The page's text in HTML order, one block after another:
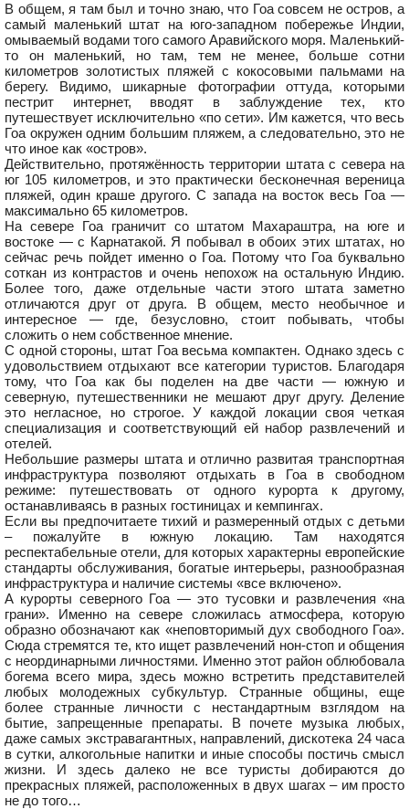
В общем, я там был и точно знаю, что Гоа совсем не остров, а
самый маленький штат на юго-западном побережье Индии,
омываемый водами того самого Аравийского моря. Маленький-
то он маленький, но там, тем не менее, больше сотни
километров золотистых пляжей с кокосовыми пальмами на
берегу. Видимо, шикарные фотографии оттуда, которыми
пестрит интернет, вводят в заблуждение тех, кто
путешествует исключительно «по сети». Им кажется, что весь
Гоа окружен одним большим пляжем, а следовательно, это не
что иное как «остров».
Действительно, протяжённость территории штата с севера на
юг 105 километров, и это практически бесконечная вереница
пляжей, один краше другого. С запада на восток весь Гоа —
максимально 65 километров.
На севере Гоа граничит со штатом Махараштра, на юге и
востоке — с Карнатакой. Я побывал в обоих этих штатах, но
сейчас речь пойдет именно о Гоа. Потому что Гоа буквально
соткан из контрастов и очень непохож на остальную Индию.
Более того, даже отдельные части этого штата заметно
отличаются друг от друга. В общем, место необычное и
интересное — где, безусловно, стоит побывать, чтобы
сложить о нем собственное мнение.
С одной стороны, штат Гоа весьма компактен. Однако здесь с
удовольствием отдыхают все категории туристов. Благодаря
тому, что Гоа как бы поделен на две части — южную и
северную, путешественники не мешают друг другу. Деление
это негласное, но строгое. У каждой локации своя четкая
специализация и соответствующий ей набор развлечений и
отелей.
Небольшие размеры штата и отлично развитая транспортная
инфраструктура позволяют отдыхать в Гоа в свободном
режиме: путешествовать от одного курорта к другому,
останавливаясь в разных гостиницах и кемпингах.
Если вы предпочитаете тихий и размеренный отдых с детьми
– пожалуйте в южную локацию. Там находятся
респектабельные отели, для которых характерны европейские
стандарты обслуживания, богатые интерьеры, разнообразная
инфраструктура и наличие системы «все включено».
А курорты северного Гоа — это тусовки и развлечения «на
грани». Именно на севере сложилась атмосфера, которую
образно обозначают как «неповторимый дух свободного Гоа».
Сюда стремятся те, кто ищет развлечений нон-стоп и общения
с неординарными личностями. Именно этот район облюбовала
богема всего мира, здесь можно встретить представителей
любых молодежных субкультур. Странные общины, еще
более странные личности с нестандартным взглядом на
бытие, запрещенные препараты. В почете музыка любых,
даже самых экстравагантных, направлений, дискотека 24 часа
в сутки, алкогольные напитки и иные способы постичь смысл
жизни. И здесь далеко не все туристы добираются до
прекрасных пляжей, расположенных в двух шагах – им просто
не до того…